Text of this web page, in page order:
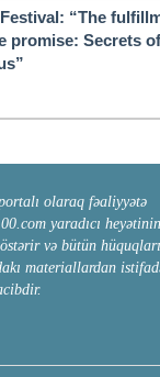
“The
promise: Secrets of
olaraq fəaliyyətə
yaradıcı heyətinin
və bütün hüquqları
materiallardan